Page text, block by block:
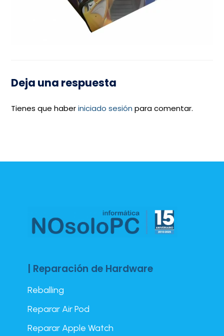
Deja una respuesta
Tienes que haberiniciado sesión para comentar.
| Reparación de Hardware
Reballing
Reparar Air Pod
Reparar Apple Watch